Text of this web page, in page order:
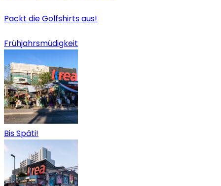
Packt die Golfshirts aus!
Frühjahrsmüdigkeit
Bis Späti!